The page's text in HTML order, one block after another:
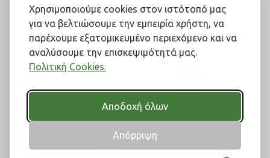
Χρησιμοποιούμε cookies στον ιστότοπό μας
για να βελτιώσουμε την εμπειρία χρήστη, να
παρέχουμε εξατομικευμένο περιεχόμενο και να
αναλύσουμε την επισκεψιμότητά μας.
Πολιτική Cookies.
Αποδοχή όλων
Απόρριψη
Ακολουθήστε μας!